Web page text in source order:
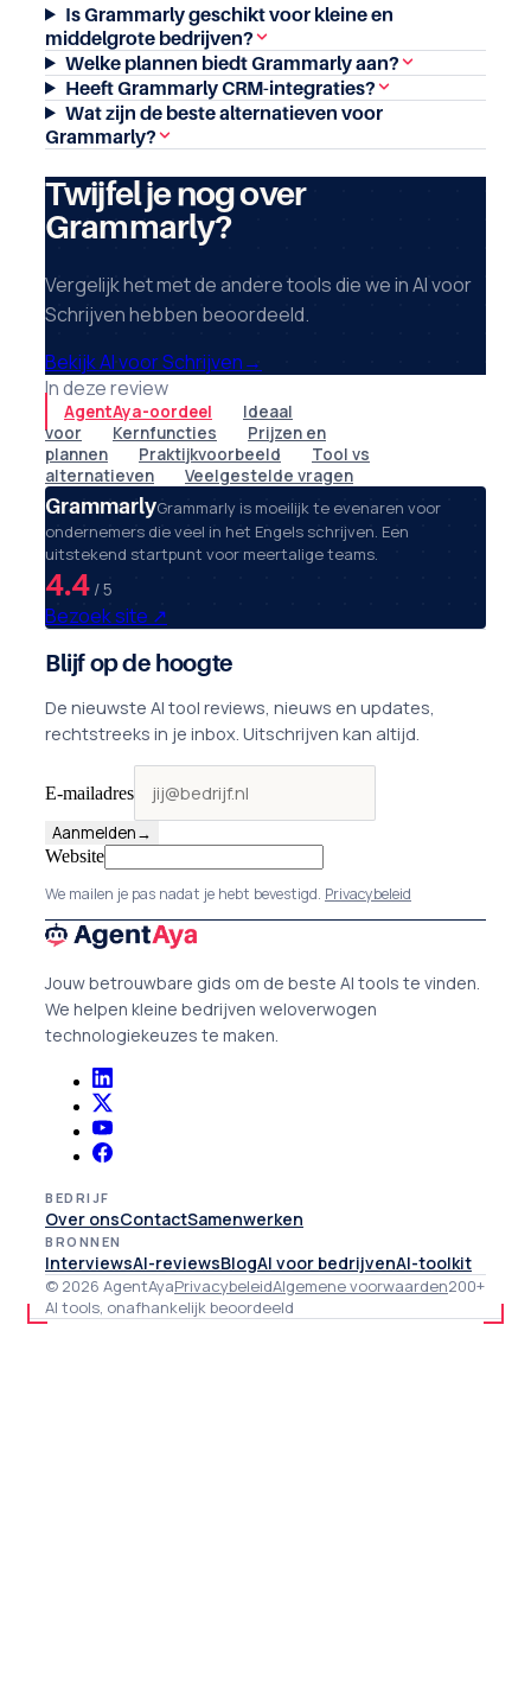
Is Grammarly geschikt voor kleine en
middelgrote bedrijven?
Welke plannen biedt Grammarly aan?
Heeft Grammarly CRM-integraties?
Wat zijn de beste alternatieven voor
Grammarly?
Twijfel je nog over
Grammarly?
Vergelijk het met de andere tools die we in AI voor
Schrijven hebben beoordeeld.
Bekijk AI voor Schrijven→
In deze review
AgentAya-oordeel
Ideaal
voor
Kernfuncties
Prijzen en
plannen
Praktijkvoorbeeld
Tool vs
alternatieven
Veelgestelde vragen
GrammarlyGrammarly is moeilijk te evenaren voor
ondernemers die veel in het Engels schrijven. Een
uitstekend startpunt voor meertalige teams.
4.4 / 5
Bezoek site ↗
Blijf op de hoogte
De nieuwste AI tool reviews, nieuws en updates,
rechtstreeks in je inbox. Uitschrijven kan altijd.
E-mailadres
Aanmelden→
Website
We mailen je pas nadat je hebt bevestigd. Privacybeleid
Jouw betrouwbare gids om de beste AI tools te vinden.
We helpen kleine bedrijven weloverwogen
technologiekeuzes te maken.
BEDRIJF
Over onsContactSamenwerken
BRONNEN
InterviewsAI-reviewsBlogAI voor bedrijvenAI-toolkit
© 2026 AgentAyaPrivacybeleidAlgemene voorwaarden200+
AI tools, onafhankelijk beoordeeld